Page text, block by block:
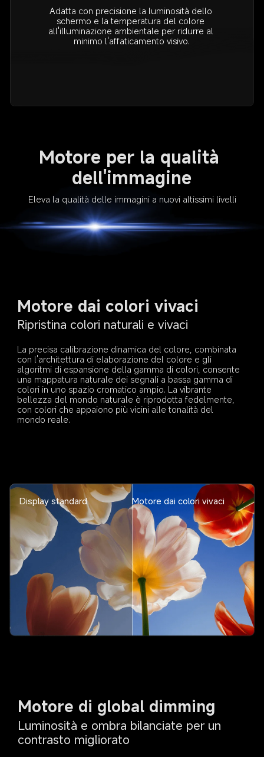
Adatta con precisione la luminosità dello
schermo e la temperatura del colore
all'illuminazione ambientale per ridurre al
minimo l'affaticamento visivo.
Motore per la qualità
dell'immagine
Eleva la qualità delle immagini a nuovi altissimi livelli
Motore dai colori vivaci
Ripristina colori naturali e vivaci
La precisa calibrazione dinamica del colore, combinata
con l'architettura di elaborazione del colore e gli
algoritmi di espansione della gamma di colori, consente
una mappatura naturale dei segnali a bassa gamma di
colori in uno spazio cromatico ampio. La vibrante
bellezza del mondo naturale è riprodotta fedelmente,
con colori che appaiono più vicini alle tonalità del
mondo reale.
Display standard Motore dai colori vivaci
Motore di global dimming
Luminosità e ombra bilanciate per un
contrasto migliorato